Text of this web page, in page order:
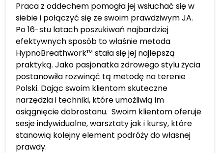
Praca z oddechem pomogła jej wsłuchać się w
siebie i połączyć się ze swoim prawdziwym JA.
Po 16-stu latach poszukiwań najbardziej
efektywnych sposób to właśnie metoda
HypnoBreathwork™ stała się jej najlepszą
praktyką. Jako pasjonatka zdrowego stylu życia
postanowiła rozwinąć tą metodę na terenie
Polski. Dając swoim klientom skuteczne
narzędzia i techniki, które umożliwią im
osiągnięcie dobrostanu. Swoim klientom oferuje
sesje indywidualne, warsztaty jak i kursy, które
stanowią kolejny element podróży do własnej
prawdy.